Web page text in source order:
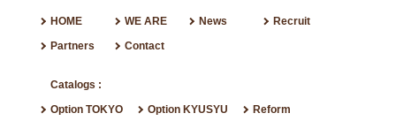
HOME WE ARE News
Recruit
Partners
Contact
Catalogs :
Option TOKYO
Option KYUSYU Reform